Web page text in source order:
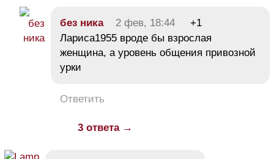
без ника 2 фев, 18:44
+1
Лариса1955 вроде бы взрослая
женщина, а уровень общения привозной
урки
Ответить
3 ответа →